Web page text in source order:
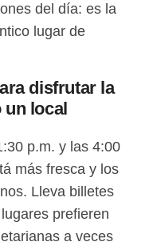
del día: es la
lugar de
disfrutar la
local
p.m. y las 4:00
más fresca y los
Lleva billetes
prefieren
a veces